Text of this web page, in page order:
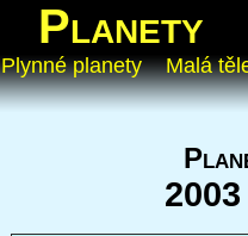
Planety
Plynné planety Malá